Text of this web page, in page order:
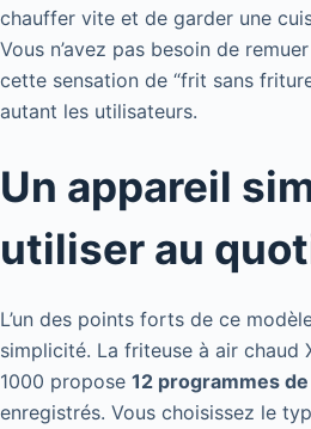
chauffer vite et de garder une
Vous n’avez pas besoin de
cette sensation de “frit sans
autant les utilisateurs.
Un appareil
utiliser au
L’un des points forts de ce
simplicité. La friteuse à air chaud
1000 propose 12 programmes
enregistrés. Vous choisissez le